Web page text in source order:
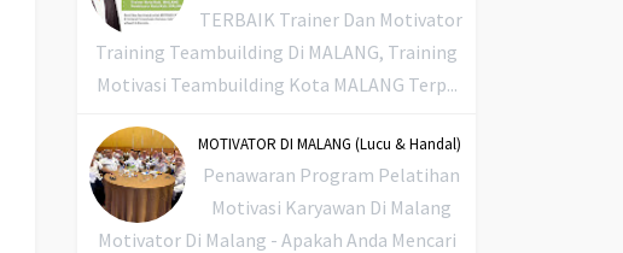
TERBAIK Trainer Dan Motivator
Training Teambuilding Di MALANG, Training
Motivasi Teambuilding Kota MALANG Terp...
MOTIVATOR DI MALANG (Lucu & Handal)
Penawaran Program Pelatihan
Motivasi Karyawan Di Malang
Motivator Di Malang - Apakah Anda Mencari